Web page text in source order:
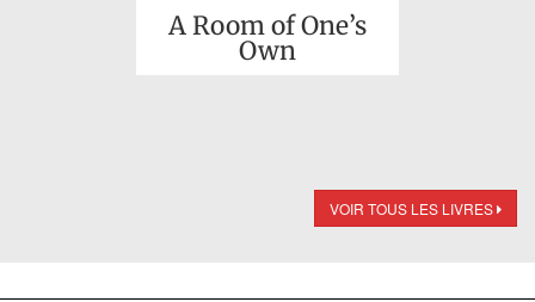
A Room of One’s
Own
VOIR TOUS LES LIVRES